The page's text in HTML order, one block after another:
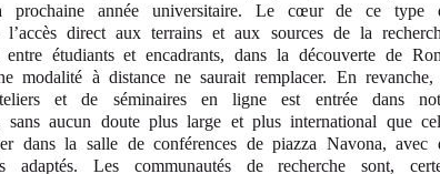
prochaine année universitaire. Le cœur de ce type
l’accès direct aux terrains et aux sources de la
étudiants et encadrants, dans la découverte de
modalité à distance ne saurait remplacer. En revanche,
et de séminaires en ligne est entrée dans
aucun doute plus large et plus international que
dans la salle de conférences de piazza Navona, avec
Les communautés de recherche sont,